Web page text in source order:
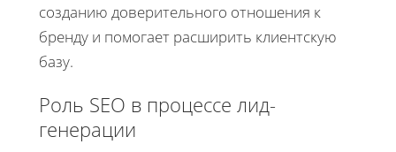
созданию доверительного отношения к
бренду и помогает расширить клиентскую
базу.
Роль SEO в процессе лид-
генерации